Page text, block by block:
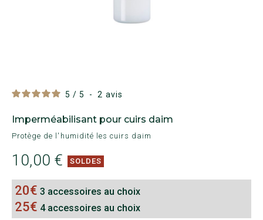
5 / 5 - 2 avis
Imperméabilisant pour cuirs daim
Protège de l'humidité les cuirs daim
10,00 € SOLDES
20€ 3 accessoires au choix
25€ 4 accessoires au choix